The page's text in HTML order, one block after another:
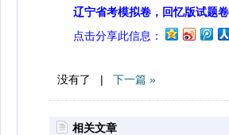
辽宁省考模拟卷，回忆版试题
点击分享此信息：
没有了 | 下一篇 »
相关文章